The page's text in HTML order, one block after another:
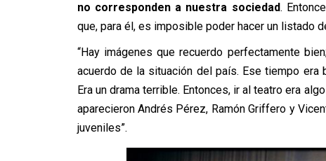
no corresponden a nuestra sociedad.
que, para él, es imposible poder hacer un listado
“Hay imágenes que recuerdo perfectamente
acuerdo de la situación del país. Ese tiempo era
Era un drama terrible. Entonces, ir al teatro era
aparecieron Andrés Pérez, Ramón Griffero y
juveniles”.